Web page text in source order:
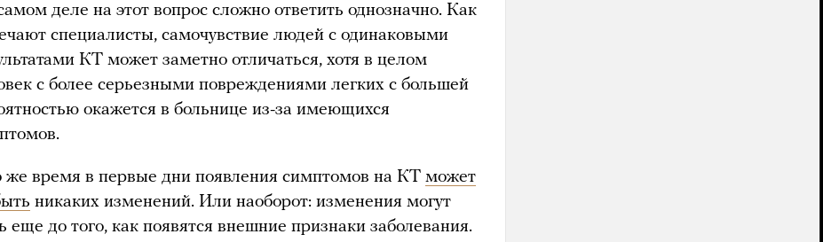
деле на этот вопрос сложно ответить однозначно. Как
специалисты, самочувствие людей с одинаковыми
КТ может заметно отличаться, хотя в целом
с более серьезными повреждениями легких с большей
окажется в больнице из-за имеющихся
же время в первые дни появления симптомов на КТ может
никаких изменений. Или наоборот: изменения могут
еще до того, как появятся внешние признаки заболевания.